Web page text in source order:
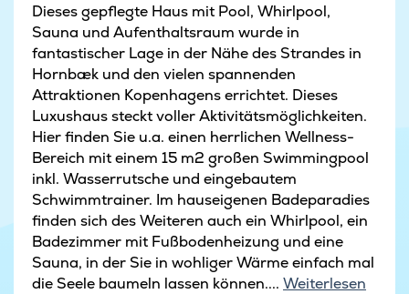
Dieses gepflegte Haus mit Pool, Whirlpool,
Sauna und Aufenthaltsraum wurde in
fantastischer Lage in der Nähe des Strandes in
Hornbæk und den vielen spannenden
Attraktionen Kopenhagens errichtet. Dieses
Luxushaus steckt voller Aktivitätsmöglichkeiten.
Hier finden Sie u.a. einen herrlichen Wellness-
Bereich mit einem 15 m2 großen Swimmingpool
inkl. Wasserrutsche und eingebautem
Schwimmtrainer. Im hauseigenen Badeparadies
finden sich des Weiteren auch ein Whirlpool, ein
Badezimmer mit Fußbodenheizung und eine
Sauna, in der Sie in wohliger Wärme einfach mal
die Seele baumeln lassen können.... Weiterlesen